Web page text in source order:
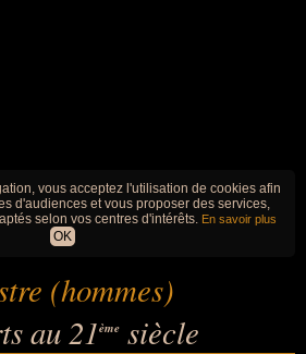
vous acceptez l'utilisation de cookies afin
d'audiences et vous proposer des services,
selon vos centres d'intérêts. En savoir plus
OK
(hommes)
au 21ème siècle